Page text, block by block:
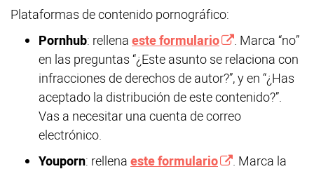
Plataformas de contenido pornográfico:
Pornhub: rellenaeste formulario
. Marca “no”
en las preguntas “¿Este asunto se relaciona con
infracciones de derechos de autor?”, y en “¿Has
aceptado la distribución de este contenido?”.
Vas a necesitar una cuenta de correo
electrónico.
Youporn: rellenaeste formulario
. Marca la